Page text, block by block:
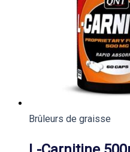
Brûleurs de graisse